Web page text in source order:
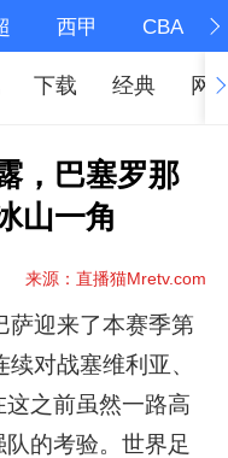
西甲 CBA
下载 经典 网
，巴塞罗那
山一角
来源：直播猫Mretv.com
萨迎来了本赛季第
对战塞维利亚、
之前虽然一路高
的考验。世界足